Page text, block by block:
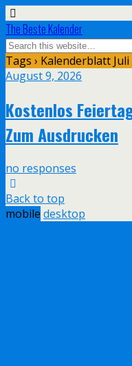
The Beste Kalender
Tags › Kalenderblatt Juli
August 9, 2026
Kostenlos
Zum Ausdrucken
no responses
Back to top
mobile desktop